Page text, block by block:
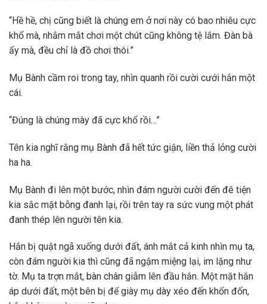
“Hề hề, chị cũng biết là chúng em ở nơi này có bao nhiêu cực
khổ mà, nhắm mắt chơi một chút cũng không tệ lắm. Đàn bà
ấy mà, đều chỉ là đồ chơi thôi.”
Mụ Bành cầm roi trong tay, nhìn quanh rồi cười cưới hắn một
cái.
“Đúng là chúng mày đã cực khổ rồi…”
Tên kia nghĩ rằng mụ Bành đã hết tức giận, liền thả lỏng cười
ha ha.
Mụ Bành đi lên một bước, nhìn đám người cười đến đê tiện
kia sắc mặt bỗng đanh lại, rồi trên tay ra sức vung một phát
đanh thép lên người tên kia.
Hắn bị quật ngã xuống dưới đất, ánh mắt cả kinh nhìn mụ ta,
còn đám người kia thì cũng đã ngậm miệng lại, im lặng như
tờ. Mụ ta trợn mắt, bàn chân giẫm lên đầu hắn. Một mặt hắn
áp dưới đất, một bên bị đế giày mụ dày xéo đến khốn đốn,